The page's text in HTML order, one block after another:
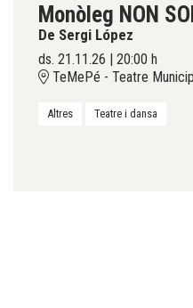
Monòleg NON
De Sergi López
ds. 21.11.26 | 20:00 h
TeMePé - Teatre
Altres Teatre i dansa